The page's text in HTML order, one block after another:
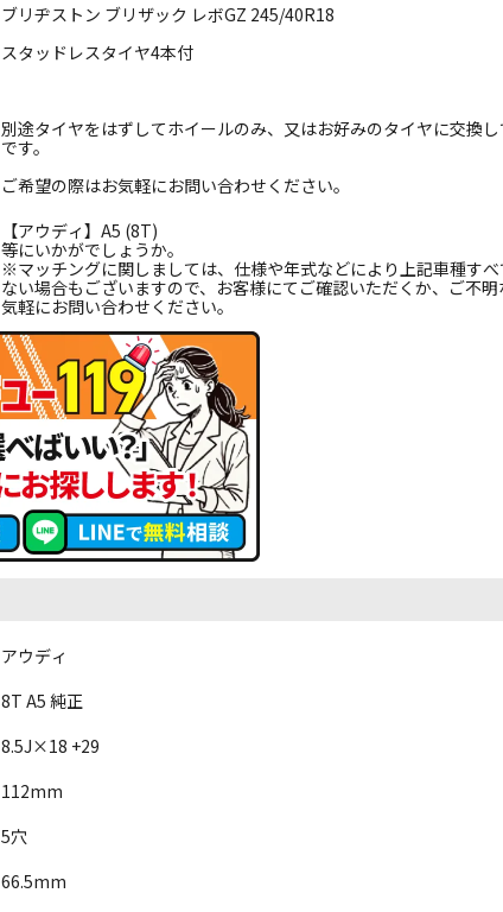
ブリヂストン ブリザック レボGZ 245/40R18
スタッドレスタイヤ4本付
別途タイヤをはずしてホイールのみ、又はお好みのタイヤに交換
です。
ご希望の際はお気軽にお問い合わせください。
【アウディ】A5 (8T)
等にいかがでしょうか。
※マッチングに関しましては、仕様や年式などにより上記車種す
ない場合もございますので、お客様にてご確認いただくか、ご不
気軽にお問い合わせください。
アウディ
8T A5 純正
8.5J×18 +29
112mm
5穴
66.5mm